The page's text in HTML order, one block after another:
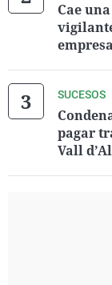
Cae
SUCESOS
pagar
Vall